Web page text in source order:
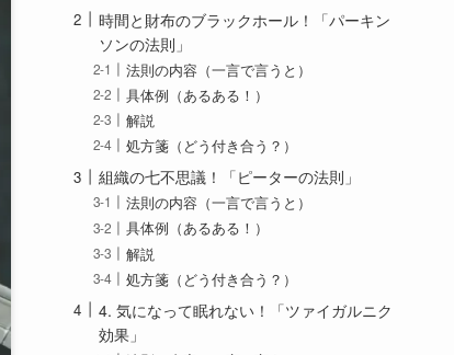
時間と財布のブラックホール！「パーキン
ソンの法則」
法則の内容（一言で言うと）
具体例（あるある！）
解説
処方箋（どう付き合う？）
組織の七不思議！「ピーターの法則」
法則の内容（一言で言うと）
具体例（あるある！）
解説
処方箋（どう付き合う？）
4. 気になって眠れない！「ツァイガルニク
効果」